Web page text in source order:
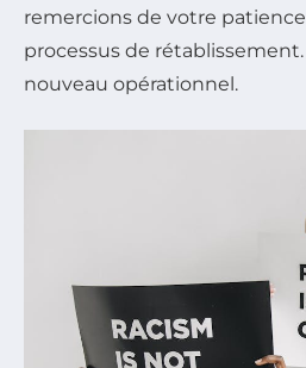
remercions de votre
processus de
nouveau opérationnel.